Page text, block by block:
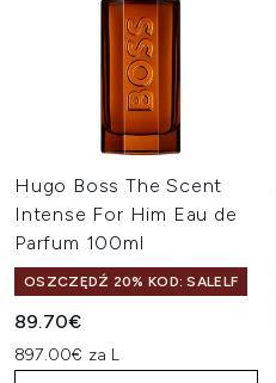
Hugo Boss The Scent
Intense For Him Eau de
Parfum 100ml
OSZCZĘDŹ 20% KOD: SALELF
89.70€
897.00€ za L